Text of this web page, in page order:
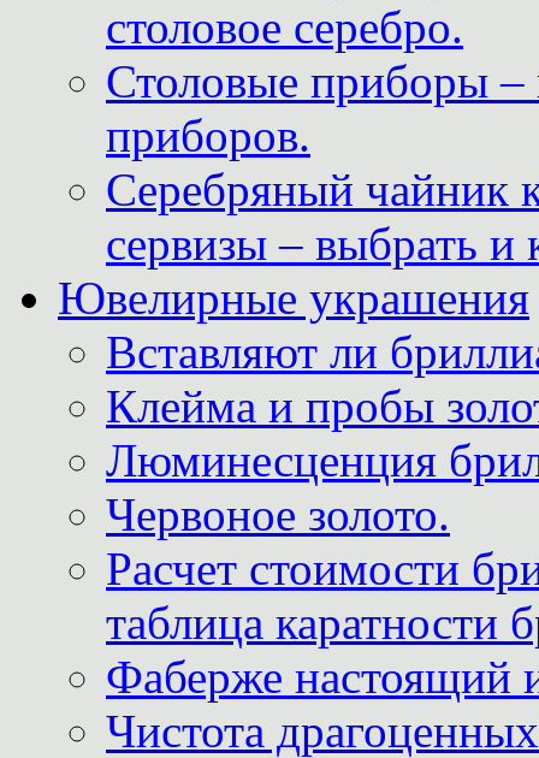
столовое серебро.
Столовые приборы –
приборов.
Серебряный чайник
сервизы – выбрать и
Ювелирные украшения
Вставляют ли
Клейма и пробы
Люминесценция
Червоное золото.
Расчет стоимости
таблица каратности
Фаберже настоящий
Чистота